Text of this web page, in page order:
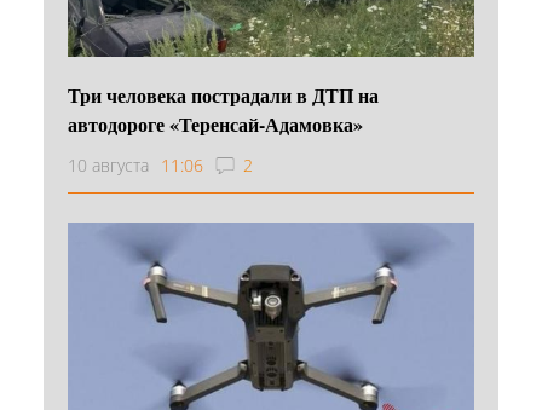
Три человека пострадали в ДТП на
автодороге «Теренсай-Адамовка»
10 августа 11:06 2